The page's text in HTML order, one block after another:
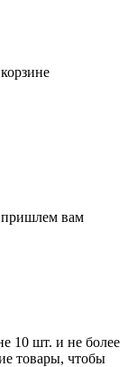
пришлем вам
10 шт. и не более
товары, чтобы